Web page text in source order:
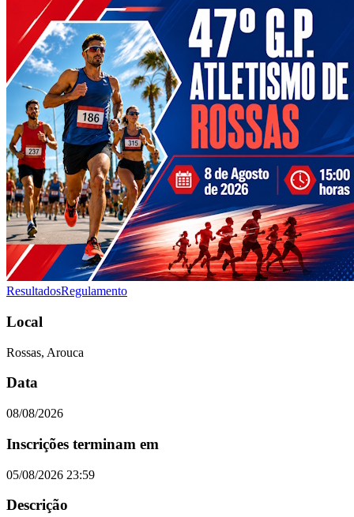
ResultadosRegulamento
Local
Rossas, Arouca
Data
08/08/2026
Inscrições terminam em
05/08/2026 23:59
Descrição